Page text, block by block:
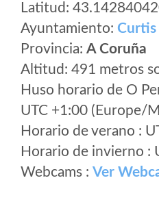
Latitud:
Ayuntamiento: Curtis
Provincia: A Coruña
Altitud: 491 metros
Huso horario de O
UTC +1:00 (Europe/
Horario de verano :
Horario de invierno :
Webcams : Ver